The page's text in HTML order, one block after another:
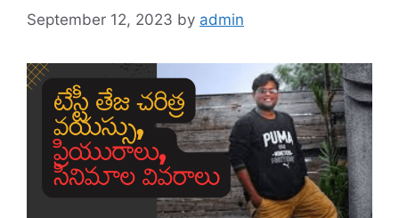
September 12, 2023 by admin